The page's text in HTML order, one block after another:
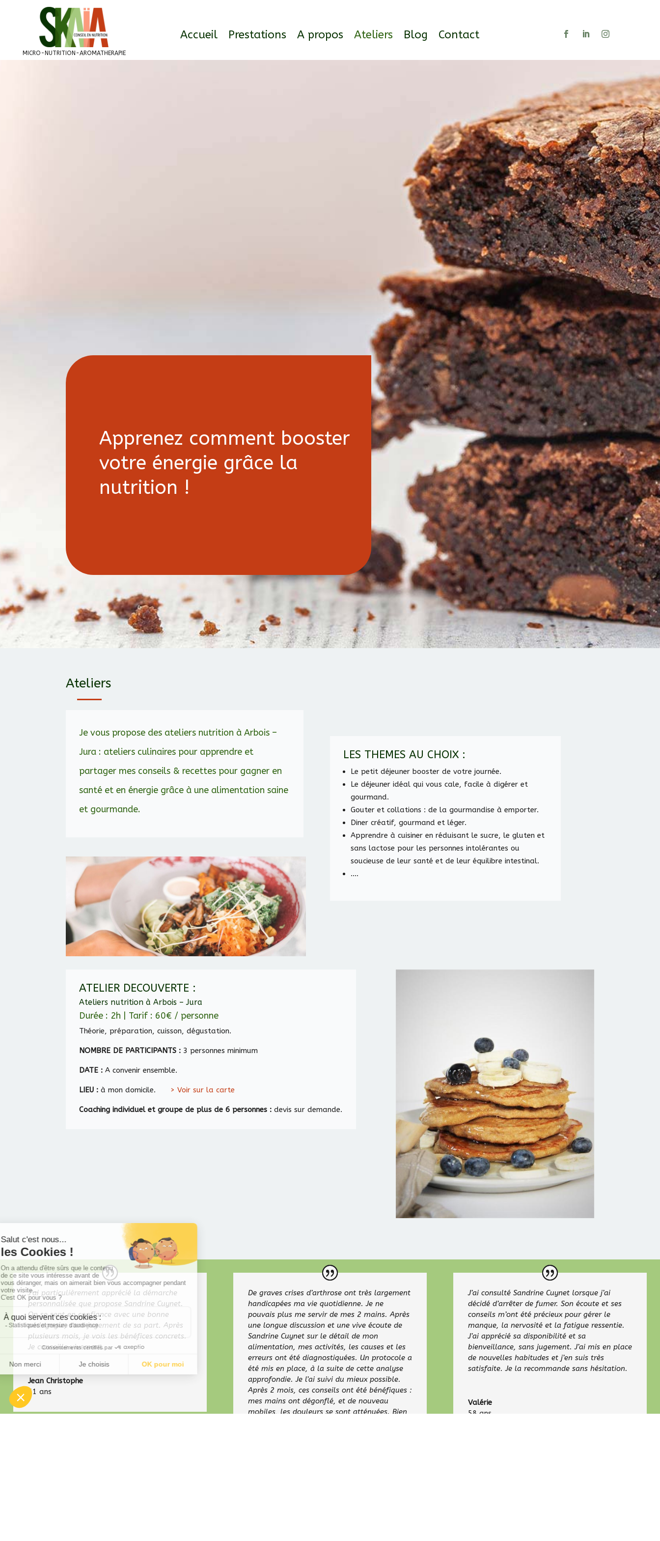
MICRO-NUTRITION-AROMATHERAPIE
Accueil Prestations A propos Ateliers Blog Contact
Apprenez comment booster
votre énergie grâce la
nutrition !
Ateliers
Je vous propose des ateliers nutrition à Arbois –
Jura : ateliers culinaires pour apprendre et
partager mes conseils & recettes pour gagner en
santé et en énergie grâce à une alimentation saine
et gourmande.
LES THEMES AU CHOIX :
Le petit déjeuner booster de votre journée.
Le déjeuner idéal qui vous cale, facile à digérer et
gourmand.
Gouter et collations : de la gourmandise à emporter.
Diner créatif, gourmand et léger.
Apprendre à cuisiner en réduisant le sucre, le gluten et
sans lactose pour les personnes intolérantes ou
soucieuse de leur santé et de leur équilibre intestinal.
….
ATELIER DECOUVERTE :
Ateliers nutrition à Arbois – Jura
Durée : 2h | Tarif : 60€ / personne
Théorie, préparation, cuisson, dégustation.
NOMBRE DE PARTICIPANTS : 3 personnes minimum
DATE : A convenir ensemble.
LIEU : à mon domicile. > Voir sur la carte
Coaching individuel et groupe de plus de 6 personnes :devis sur demande.
J’ai particulièrement apprécié la démarche
personnalisée que propose Sandrine Cuynet.
On se sent en confiance avec une bonne
pédagogie, sans jugement de sa part. Après
plusieurs mois, je vois les bénéfices concrets.
Je conseille vivement.
Jean Christophe
51 ans
De graves crises d’arthrose ont très largement
handicapées ma vie quotidienne. Je ne
pouvais plus me servir de mes 2 mains. Après
une longue discussion et une vive écoute de
Sandrine Cuynet sur le détail de mon
alimentation, mes activités, les causes et les
erreurs ont été diagnostiquées. Un protocole a
été mis en place, à la suite de cette analyse
approfondie. Je l’ai suivi du mieux possible.
Après 2 mois, ces conseils ont été bénéfiques :
mes mains ont dégonflé, et de nouveau
mobiles, les douleurs se sont atténuées. Bien
J’ai consulté Sandrine Cuynet lorsque j’ai
décidé d’arrêter de fumer. Son écoute et ses
conseils m’ont été précieux pour gérer le
manque, la nervosité et la fatigue ressentie.
J’ai apprécié sa disponibilité et sa
bienveillance, sans jugement. J’ai mis en place
de nouvelles habitudes et j’en suis très
satisfaite. Je la recommande sans hésitation.
Valérie
58 ans